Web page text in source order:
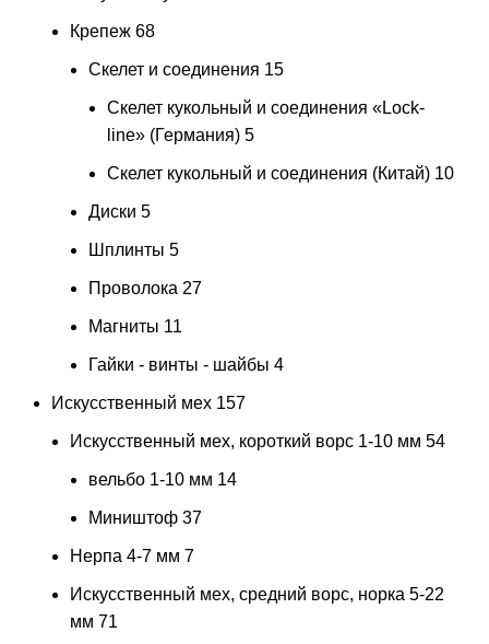
Крепеж 68
Скелет и соединения 15
Скелет кукольный и соединения «Lock-
line» (Германия) 5
Скелет кукольный и соединения (Китай) 10
Диски 5
Шплинты 5
Проволока 27
Магниты 11
Гайки - винты - шайбы 4
Искусственный мех 157
Искусственный мех, короткий ворс 1-10 мм 54
вельбо 1-10 мм 14
Миништоф 37
Нерпа 4-7 мм 7
Искусственный мех, средний ворс, норка 5-22
мм 71